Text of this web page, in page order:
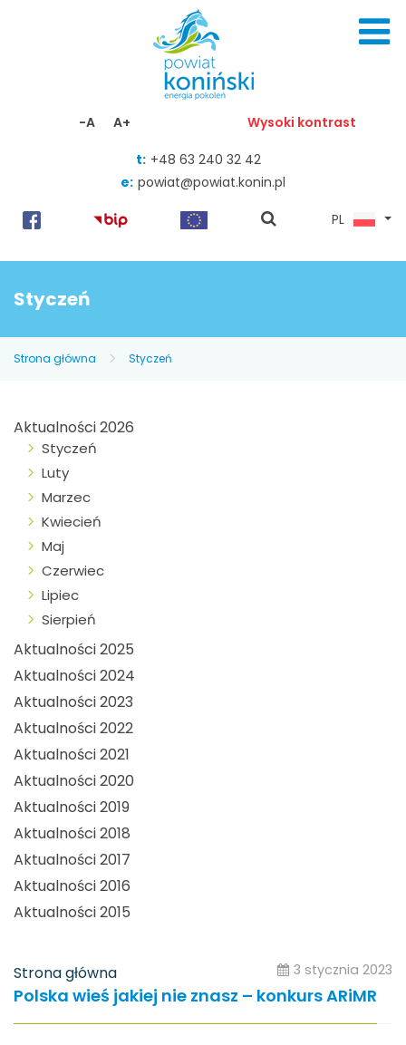
-A A+ Wysoki kontrast
t: +48 63 240 32 42
e: powiat@powiat.konin.pl
pokaż
PL
Styczeń
Strona główna Styczeń
Aktualności 2026
Styczeń
Luty
Marzec
Kwiecień
Maj
Czerwiec
Lipiec
Sierpień
Aktualności 2025
Aktualności 2024
Aktualności 2023
Aktualności 2022
Aktualności 2021
Aktualności 2020
Aktualności 2019
Aktualności 2018
Aktualności 2017
Aktualności 2016
Aktualności 2015
Strona główna 3 stycznia 2023
Polska wieś jakiej nie znasz – konkurs ARiMR